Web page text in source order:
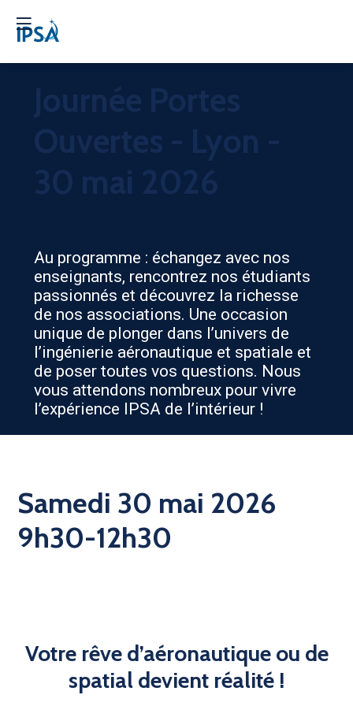
Journée Portes
Ouvertes - Lyon -
30 mai 2026
Au programme : échangez avec nos
enseignants, rencontrez nos étudiants
passionnés et découvrez la richesse
de nos associations. Une occasion
unique de plonger dans l’univers de
l’ingénierie aéronautique et spatiale et
de poser toutes vos questions. Nous
vous attendons nombreux pour vivre
l’expérience IPSA de l’intérieur !
Samedi 30 mai 2026
9h30-12h30
Votre rêve d’aéronautique ou de
spatial devient réalité !